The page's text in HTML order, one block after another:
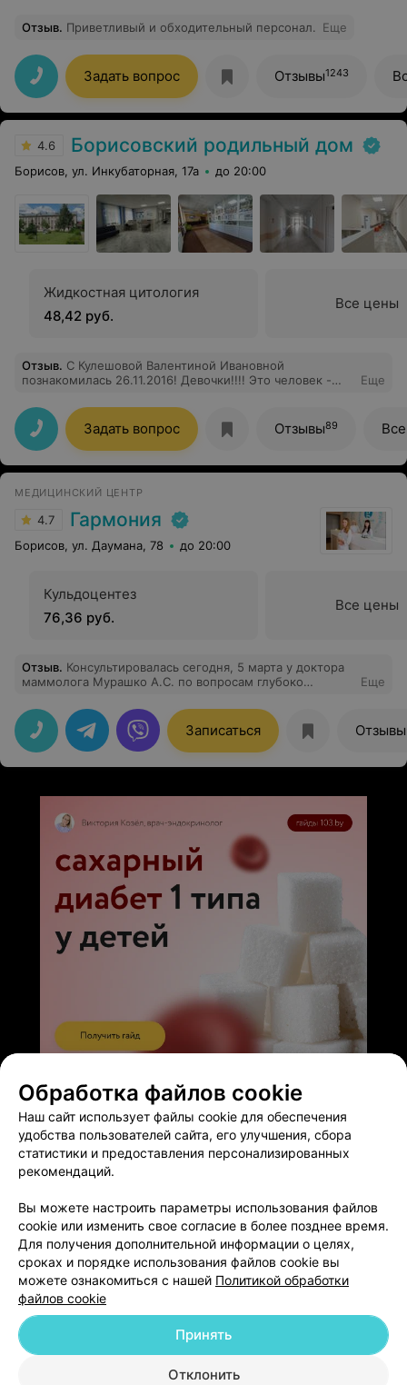
матки
Отзыв. Приветливый и обходительный персонал. Еще
Задать вопрос Отзывы1243
4.6 Борисовский родильный дом
Борисов, ул. Инкубаторная, 17а до 20:00
Жидкостная цитология
48,42 руб.
Все цены
Отзыв. С Кулешовой Валентиной Ивановной
познакомилась 26.11.2016! Девочки!!!! Это человек -
профессиональная,чёткая,ей невозможно не верить!!!
Благодаря ей у нас появился любимый сыночек.Всё
прошло настолько быстро и хорошо,что я и не
заметила,как быстро всё получилось(Валентина
Ивановна очень чётко говорила что и как мне
семье!!!
Еще
Задать вопрос Отзывы89
МЕДИЦИНСКИЙ ЦЕНТР
4.7 Гармония
Борисов, ул. Даумана, 78 до 20:00
Кульдоцентез
76,36 руб.
Все цены
Отзыв. Консультировалась сегодня, 5 марта у доктора
маммолога Мурашко А.С. по вопросам глубоко
рекомендациями глубоко мужскими,
профессиональными. Мастопатия- это не приговор,
вердикт доктора. Спасибо,что вселили надежду.
Еще
Записаться Отзывы
Добавить специалиста
О проекте Новости проекта
Размещение рекламы
Обработка файлов cookie
Наш сайт использует файлы cookie для обеспечения
удобства пользователей сайта, его улучшения, сбора
статистики и предоставления персонализированных
рекомендаций.
Вы можете настроить параметры использования файлов
cookie или изменить свое согласие в более позднее время.
Для получения дополнительной информации о целях,
сроках и порядке использования файлов cookie вы
можете ознакомиться с нашей Политикой обработки
файлов cookie
Отклонить
Принять